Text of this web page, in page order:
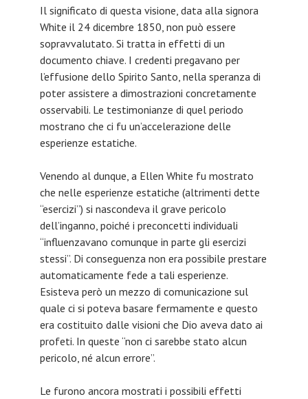
Il significato di questa visione, data alla signora
White il 24 dicembre 1850, non può essere
sopravvalutato. Si tratta in effetti di un
documento chiave. I credenti pregavano per
l’effusione dello Spirito Santo, nella speranza di
poter assistere a dimostrazioni concretamente
osservabili. Le testimonianze di quel periodo
mostrano che ci fu un’accelerazione delle
esperienze estatiche.
Venendo al dunque, a Ellen White fu mostrato
che nelle esperienze estatiche (altrimenti dette
“esercizi”) si nascondeva il grave pericolo
dell’inganno, poiché i preconcetti individuali
“influenzavano comunque in parte gli esercizi
stessi”. Di conseguenza non era possibile prestare
automaticamente fede a tali esperienze.
Esisteva però un mezzo di comunicazione sul
quale ci si poteva basare fermamente e questo
era costituito dalle visioni che Dio aveva dato ai
profeti. In queste “non ci sarebbe stato alcun
pericolo, né alcun errore”.
Le furono ancora mostrati i possibili effetti